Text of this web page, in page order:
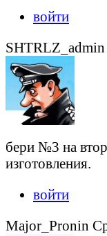
войти
бери №3 на
изготовления.
войти
Major_Pronin